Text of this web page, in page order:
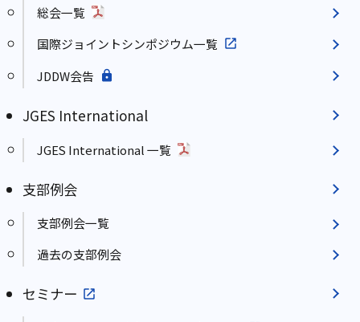
総会一覧
国際ジョイントシンポジウム一覧
JDDW会告
JGES International
JGES International 一覧
支部例会
支部例会一覧
過去の支部例会
セミナー